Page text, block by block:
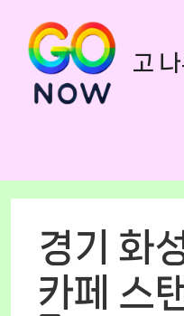
content
고
경기 화
카페 스